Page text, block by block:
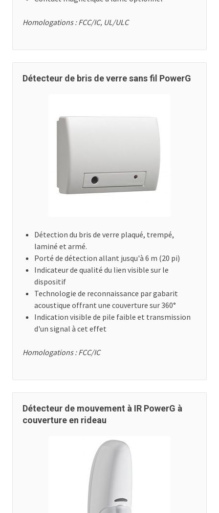
Homologations : FCC/IC, UL/ULC
Détecteur de bris de verre sans fil PowerG
Détection du bris de verre plaqué, trempé,
laminé et armé.
Porté de détection allant jusqu'à 6 m (20 pi)
Indicateur de qualité du lien visible sur le
dispositif
Technologie de reconnaissance par gabarit
acoustique offrant une couverture sur 360°
Indication visible de pile faible et transmission
d'un signal à cet effet
Homologations : FCC/IC
Détecteur de mouvement à IR PowerG à
couverture en rideau